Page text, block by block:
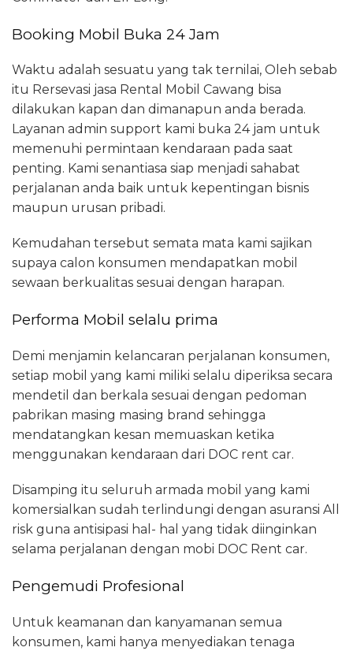
Booking Mobil Buka 24 Jam
Waktu adalah sesuatu yang tak ternilai, Oleh sebab
itu Rersevasi jasa Rental Mobil Cawang bisa
dilakukan kapan dan dimanapun anda berada.
Layanan admin support kami buka 24 jam untuk
memenuhi permintaan kendaraan pada saat
penting. Kami senantiasa siap menjadi sahabat
perjalanan anda baik untuk kepentingan bisnis
maupun urusan pribadi.
Kemudahan tersebut semata mata kami sajikan
supaya calon konsumen mendapatkan mobil
sewaan berkualitas sesuai dengan harapan.
Performa Mobil selalu prima
Demi menjamin kelancaran perjalanan konsumen,
setiap mobil yang kami miliki selalu diperiksa secara
mendetil dan berkala sesuai dengan pedoman
pabrikan masing masing brand sehingga
mendatangkan kesan memuaskan ketika
menggunakan kendaraan dari DOC rent car.
Disamping itu seluruh armada mobil yang kami
komersialkan sudah terlindungi dengan asuransi All
risk guna antisipasi hal- hal yang tidak diinginkan
selama perjalanan dengan mobi DOC Rent car.
Pengemudi Profesional
Untuk keamanan dan kanyamanan semua
konsumen, kami hanya menyediakan tenaga